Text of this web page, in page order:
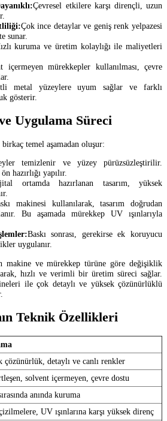
Çevresel etkilere karşı dirençli, uzun
Çok ince detaylar ve geniş renk yelpazesi
sunar.
kuruma ve üretim kolaylığı ile maliyetleri
içermeyen mürekkepler kullanılması, çevre
metal yüzeylere uyum sağlar ve farklı
gösterir.
Uygulama Süreci
temel aşamadan oluşur:
temizlenir ve yüzey pürüzsüzleştirilir.
hazırlığı yapılır.
ortamda hazırlanan tasarım, yüksek
makinesi kullanılarak, tasarım doğrudan
Bu aşamada mürekkep UV ışınlarıyla
Baskı sonrası, gerekirse ek koruyucu
uygulanır.
makine ve mürekkep türüne göre değişiklik
hızlı ve verimli bir üretim süreci sağlar.
ile çok detaylı ve yüksek çözünürlüklü
Teknik Özellikleri
çözünürlük, detaylı ve canlı renkler
solvent içermeyen, çevre dostu
anında kuruma
UV ışınlarına karşı yüksek direnç